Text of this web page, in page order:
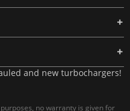
and new turbochargers!
no warranty is given for